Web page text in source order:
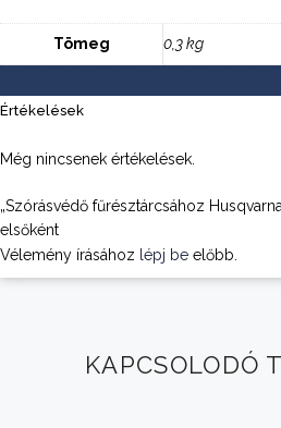
Tömeg 0,3 kg
Értékelések
Még nincsenek értékelések.
„Szórásvédő fűrésztárcsához
elsőként
Vélemény írásához lépj be előbb.
KAPCSOLODÓ